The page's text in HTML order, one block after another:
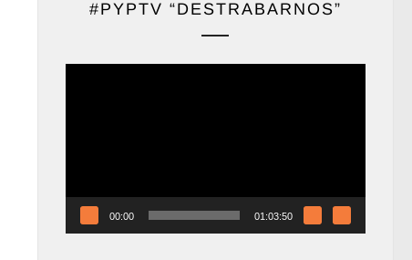
#PYPTV “DESTRABARNOS”
00:00 01:03:50